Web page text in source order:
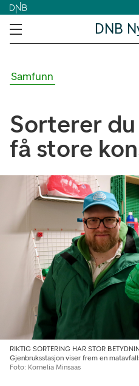
DNB
Samfunn
Sorterer
få store
RIKTIG SORTERING HAR STOR
Gjenbruksstasjon viser frem en
Foto: Kornelia Minsaas